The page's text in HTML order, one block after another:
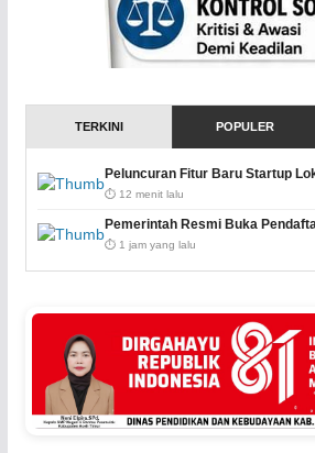
TERKINI POPULER
Peluncuran Fitur Baru Startup
⏱️ 12 menit lalu
Pemerintah Resmi Buka
⏱️ 1 jam yang lalu